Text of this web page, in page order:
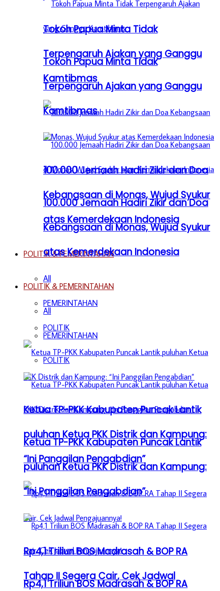
Tokoh Papua Minta Tidak
Terpengaruh Ajakan yang Ganggu
Kamtibmas
100.000 Jemaah Hadiri Zikir dan Doa
Kebangsaan di Monas, Wujud Syukur
atas Kemerdekaan Indonesia
POLITIK & PEMERINTAHAN
All
PEMERINTAHAN
POLITIK
Ketua TP-PKK Kabupaten Puncak Lantik
puluhan Ketua PKK Distrik dan Kampung:
“Ini Panggilan Pengabdian”
Rp4,1 Triliun BOS Madrasah & BOP RA
Tahap II Segera Cair, Cek Jadwal
Tokoh Papua Minta Tidak
Terpengaruh Ajakan yang Ganggu
Kamtibmas
100.000 Jemaah Hadiri Zikir dan Doa
Kebangsaan di Monas, Wujud Syukur
atas Kemerdekaan Indonesia
POLITIK & PEMERINTAHAN
All
PEMERINTAHAN
POLITIK
Ketua TP-PKK Kabupaten Puncak Lantik
puluhan Ketua PKK Distrik dan Kampung:
“Ini Panggilan Pengabdian”
Rp4,1 Triliun BOS Madrasah & BOP RA